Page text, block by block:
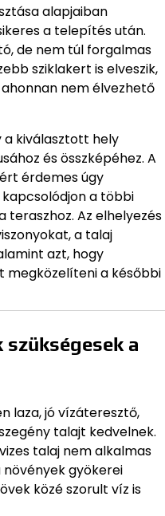
alapjaiban
a telepítés után.
de nem túl forgalmas
sziklakert is elveszik,
nem élvezhető
a kiválasztott hely
és összképéhez. A
érdemes úgy
a többi
teraszhoz. Az elhelyezés
a talaj
azt, hogy
megközelíteni a későbbi
a
laza, jó vízáteresztő,
talajt kedvelnek.
talaj nem alkalmas
gyökerei
közé szorult víz is